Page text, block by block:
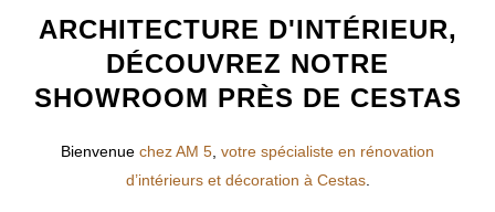
ARCHITECTURE D'INTÉRIEUR,
DÉCOUVREZ NOTRE
SHOWROOM PRÈS DE CESTAS
Bienvenue chez AM 5 votre spécialiste en rénovation
d’intérieurs et décoration à Cestas.